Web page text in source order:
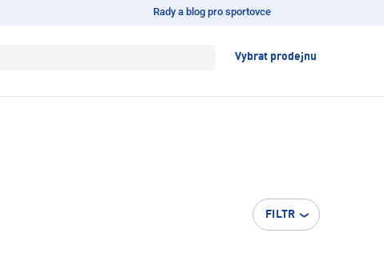
Rady a blog pro sportovce
Vybrat prodejnu
FILTR